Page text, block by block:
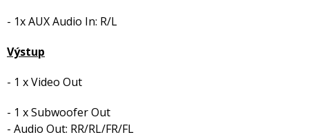
- 1x AUX Audio In: R/L
Výstup
- 1 x Video Out
- 1 x Subwoofer Out
- Audio Out: RR/RL/FR/FL